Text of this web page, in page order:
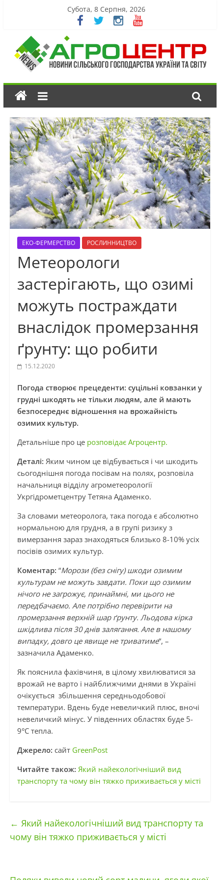
Субота, 8 Серпня, 2026
ЕКО-ФЕРМЕРСТВО РОСЛИННИЦТВО
Метеорологи
застерігають, що озимі
можуть постраждати
внаслідок промерзання
ґрунту: що робити
15.12.2020
Погода створює прецеденти: суцільні ковзанки у
грудні шкодять не тільки людям, але й мають
безпосереднє відношення на врожайність
озимих культур.
Детальніше про це розповідає Агроцентр.
Деталі: Яким чином це відбувається і чи шкодить
сьогоднішня погода посівам на полях, розповіла
начальниця відділу агрометеорології
Укргідрометцентру Тетяна Адаменко.
За словами метеоролога, така погода є абсолютно
нормальною для грудня, а в групі ризику з
вимерзання зараз знаходяться близько 8-10% усіх
посівів озимих культур.
Коментар: “Морози (без снігу) шкоди озимим
культурам не можуть завдати. Поки що озимим
нічого не загрожує, принаймні, ми цього не
передбачаємо. Але потрібно перевірити на
промерзання верхній шар ґрунту. Льодова кірка
шкідлива після 30 днів залягання. Але в нашому
випадку, довго це явище не триватиме“, –
зазначила Адаменко.
Як пояснила фахівчиня, в цілому хвилюватися за
врожай не варто і найближчими днями в Україні
очікується збільшення середньодобової
температури. Вдень буде невеличкий плюс, вночі
невеличкий мінус. У південних областях буде 5-
9°С тепла.
Джерело: сайт GreenPost
Читайте також: Який найекологічніший вид
транспорту та чому він тяжко приживається у місті
← Який найекологічніший вид транспорту та
чому він тяжко приживається у місті